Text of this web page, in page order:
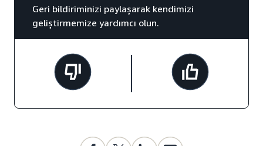
Geri bildiriminizi paylaşarak kendimizi
geliştirmemize yardımcı olun.